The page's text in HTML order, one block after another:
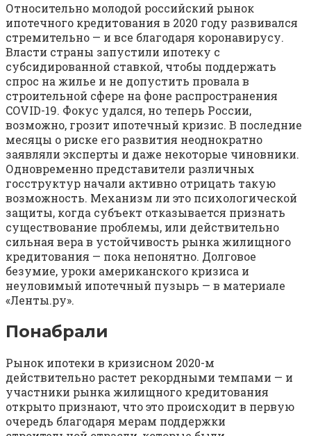
Относительно молодой российский рынок
ипотечного кредитования в 2020 году развивался
стремительно — и все благодаря коронавирусу.
Власти страны запустили ипотеку с
субсидированной ставкой, чтобы поддержать
спрос на жилье и не допустить провала в
строительной сфере на фоне распространения
COVID-19. Фокус удался, но теперь России,
возможно, грозит ипотечный кризис. В последние
месяцы о риске его развития неоднократно
заявляли эксперты и даже некоторые чиновники.
Одновременно представители различных
госструктур начали активно отрицать такую
возможность. Механизм ли это психологической
защиты, когда субъект отказывается признать
существование проблемы, или действительно
сильная вера в устойчивость рынка жилищного
кредитования — пока непонятно. Долговое
безумие, уроки американского кризиса и
неуловимый ипотечный пузырь — в материале
«Ленты.ру».
Понабрали
Рынок ипотеки в кризисном 2020-м
действительно растет рекордными темпами — и
участники рынка жилищного кредитования
открыто признают, что это происходит в первую
очередь благодаря мерам поддержки